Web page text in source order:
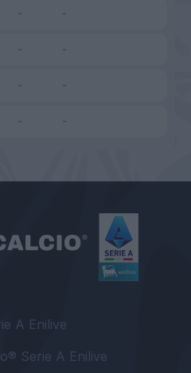
A Enilive
Serie A Enilive